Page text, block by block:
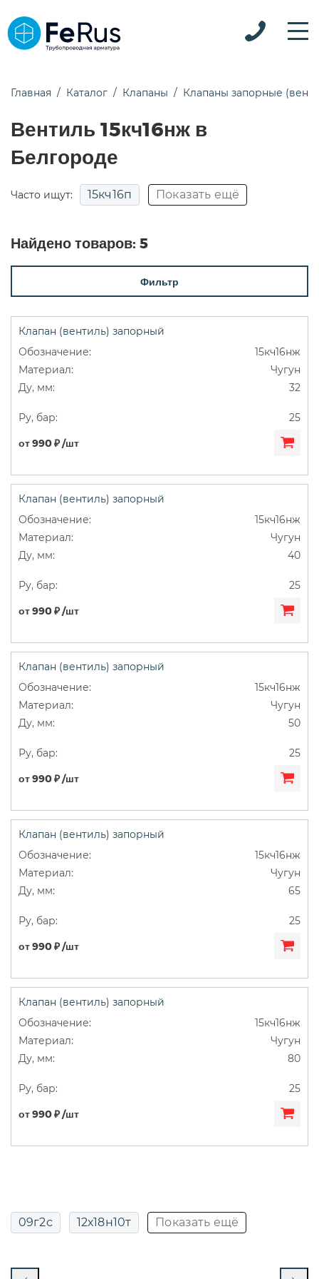
Главная Каталог Клапаны Клапаны запорные
Вентиль 15кч16нж в
Белгороде
Часто ищут: 15кч16п Показать ещё
15нж65нж 15с18п
15с65нж 15с65нж ду50
15с65п 15с68нж pn25 Для воды
ДУ50
Фланцевые
Найдено товаров: 5
Фильтр
Клапан (вентиль) запорный
15кч16нж
Чугун
32
25
от 990 ₽ /шт
Клапан (вентиль) запорный
15кч16нж
Чугун
40
25
от 990 ₽ /шт
Клапан (вентиль) запорный
15кч16нж
Чугун
50
25
от 990 ₽ /шт
Клапан (вентиль) запорный
15кч16нж
Чугун
65
25
от 990 ₽ /шт
Клапан (вентиль) запорный
15кч16нж
Чугун
80
25
от 990 ₽ /шт
09г2с 12х18н10т Показать ещё